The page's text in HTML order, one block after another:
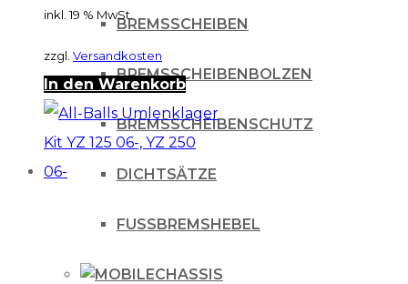
BREMSSCHEIBEN
BREMSSCHEIBENBOLZEN
BREMSSCHEIBENSCHUTZ
DICHTSÄTZE
FUSSBREMSHEBEL
CHASSIS
125/250inkl. 19 % MwSt.
zzgl. Versandkosten
In den Warenkorb